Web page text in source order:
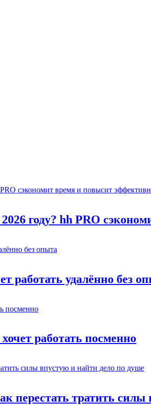
году? hh PRO
работать удалённо без
работать посменно
перестать тратить